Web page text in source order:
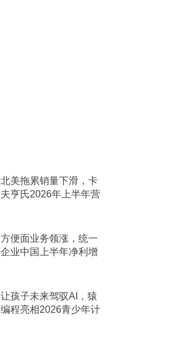
北美拖累销量下滑，卡
夫亨氏2026年上半年营
方便面业务领涨，统一
企业中国上半年净利增
让孩子未来驾驭AI，猿
编程亮相2026青少年计